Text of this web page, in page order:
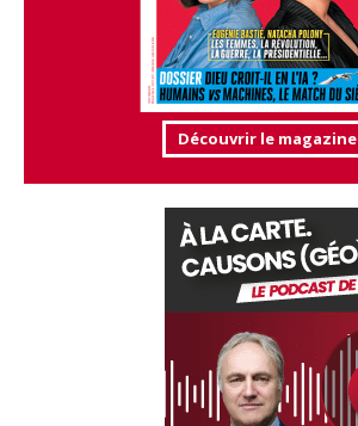
Découvrir le magazine